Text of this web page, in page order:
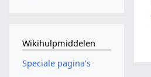
Wikihulpmiddelen
Speciale pagina's